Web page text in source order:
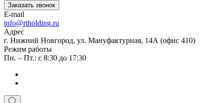
Заказать звонок
E-mail
info@rtholding.ru
Адрес
г. Нижний Новгород, ул. Мануфактурная, 14А (офис 410)
Режим работы
Пн. – Пт.: с 8:30 до 17:30